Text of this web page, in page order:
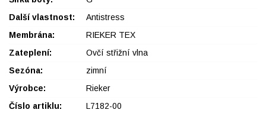
Další vlastnost:
Antistress
Membrána:
RIEKER TEX
Zateplení:
Ovčí střižní vlna
Sezóna:
zimní
Výrobce:
Rieker
Číslo artiklu:
L7182-00